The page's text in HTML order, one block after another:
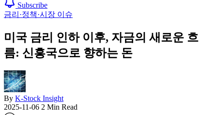
Subscribe
금리·정책·시장 이슈
미국 금리 인하 이후, 자금의 새로운 흐
름: 신흥국으로 향하는 돈
By K-Stock Insight
2025-11-06 2 Min Read